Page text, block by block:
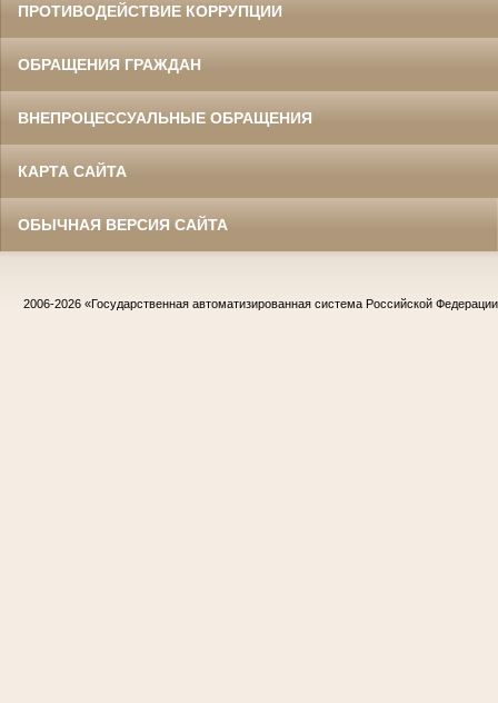
ПРОТИВОДЕЙСТВИЕ КОРРУПЦИИ
ОБРАЩЕНИЯ ГРАЖДАН
ВНЕПРОЦЕССУАЛЬНЫЕ ОБРАЩЕНИЯ
КАРТА САЙТА
ОБЫЧНАЯ ВЕРСИЯ САЙТА
2006-2026 «Государственная автоматизированная система Российской